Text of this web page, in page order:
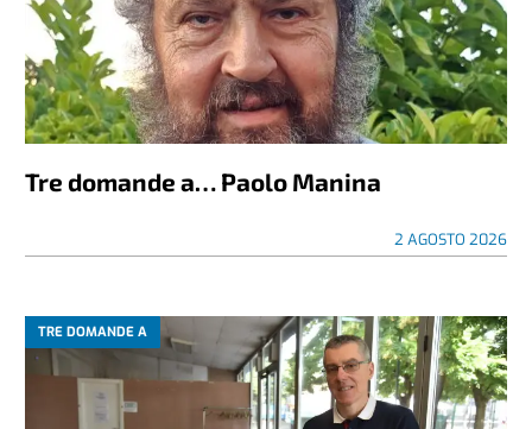
Tre domande a… Paolo Manina
2 AGOSTO 2026
TRE DOMANDE A